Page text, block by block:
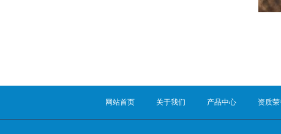
网站首页 关于我们 产品中心 资质